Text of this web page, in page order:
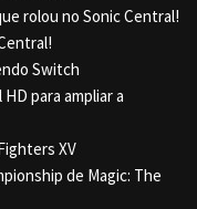
rolou no Sonic Central!
Switch
para ampliar a
XV
de Magic: The